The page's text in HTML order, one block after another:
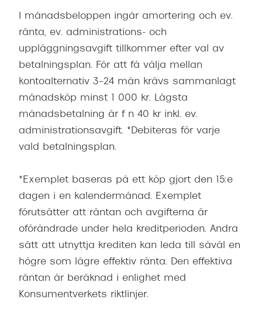
I månadsbeloppen ingår amortering och ev.
ränta, ev. administrations- och
uppläggningsavgift tillkommer efter val av
betalningsplan. För att få välja mellan
kontoalternativ 3–24 mån krävs sammanlagt
månadsköp minst 1 000 kr. Lägsta
månadsbetalning är f n 40 kr inkl. ev.
administrationsavgift. *Debiteras för varje
vald betalningsplan.
*Exemplet baseras på ett köp gjort den 15:e
dagen i en kalendermånad. Exemplet
förutsätter att räntan och avgifterna är
oförändrade under hela kreditperioden. Andra
sätt att utnyttja krediten kan leda till såväl en
högre som lägre effektiv ränta. Den effektiva
räntan är beräknad i enlighet med
Konsumentverkets riktlinjer.